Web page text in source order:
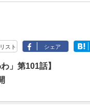
リスト シェア
」第101話】